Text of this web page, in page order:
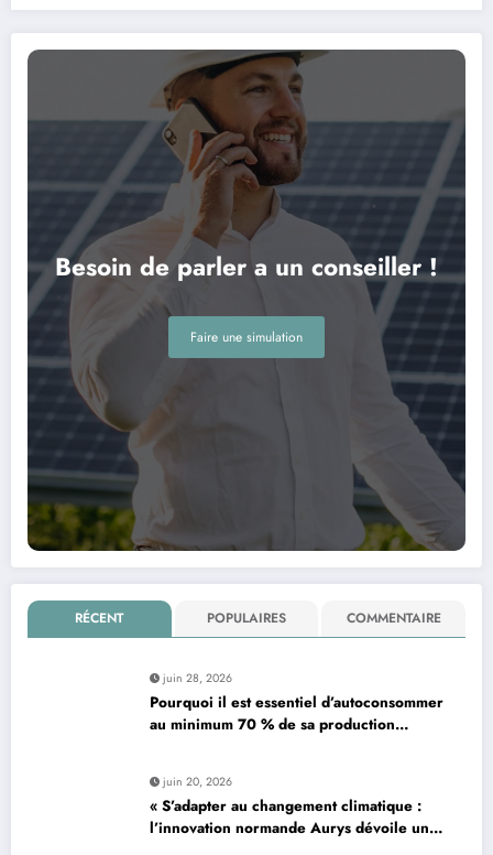
Besoin de parler a un conseiller !
Faire une simulation
RÉCENT POPULAIRES COMMENTAIRE
juin 28, 2026
Pourquoi il est essentiel d’autoconsommer
au minimum 70 % de sa production
juin 20, 2026
« S’adapter au changement climatique :
l’innovation normande Aurys dévoile un